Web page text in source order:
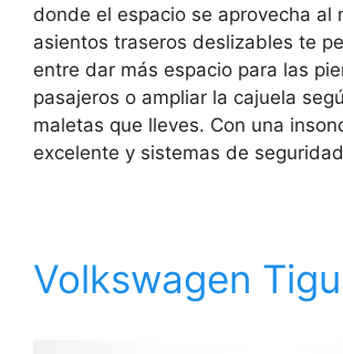
donde el espacio se aprovecha al
asientos traseros deslizables te
entre dar más espacio para las
pasajeros o ampliar la cajuela
maletas que lleves. Con una
excelente y sistemas de
Volkswagen